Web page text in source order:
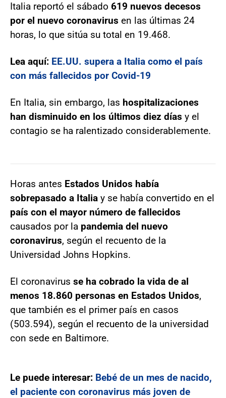
Italia reportó el sábado 619 nuevos decesos
por el nuevo coronavirus en las últimas 24
horas, lo que sitúa su total en 19.468.
Lea aquí: EE.UU. supera a Italia como el país
con más fallecidos por Covid-19
En Italia, sin embargo, las hospitalizaciones
han disminuido en los últimos diez días y el
contagio se ha ralentizado considerablemente.
Horas antes Estados Unidos había
sobrepasado a Italia y se había convertido en el
país con el mayor número de fallecidos
causados por la pandemia del nuevo
coronavirus, según el recuento de la
Universidad Johns Hopkins.
El coronavirus se ha cobrado la vida de al
menos 18.860 personas en Estados Unidos,
que también es el primer país en casos
(503.594), según el recuento de la universidad
con sede en Baltimore.
Le puede interesar: Bebé de un mes de nacido,
el paciente con coronavirus más joven de